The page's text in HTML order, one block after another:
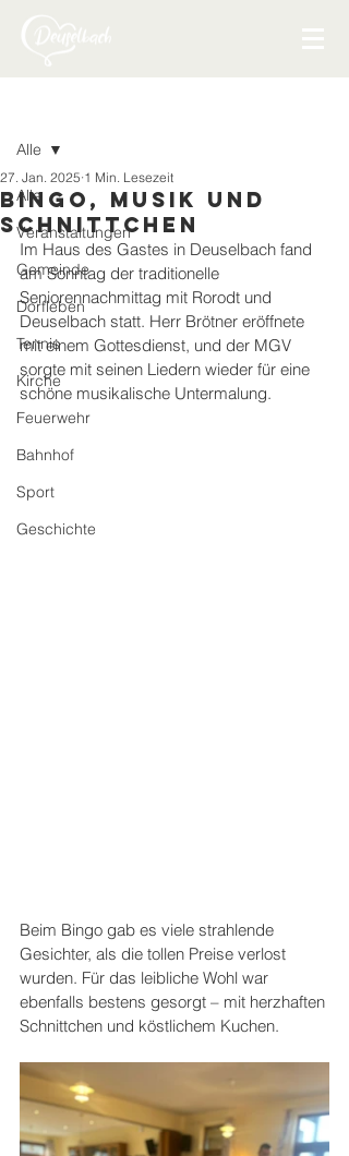
Alle
Veranstaltungen
Gemeinde
Dorfleben
Tennis
Kirche
Feuerwehr
Bahnhof
Sport
Geschichte
Alle
Bingo, Musik und
Schnittchen
27. Jan. 2025 1 Min. Lesezeit
Im Haus des Gastes in Deuselbach fand
am Sonntag der traditionelle
Seniorennachmittag mit Rorodt und
Deuselbach statt. Herr Brötner eröffnete
mit einem Gottesdienst, und der MGV
sorgte mit seinen Liedern wieder für eine
schöne musikalische Untermalung.
Beim Bingo gab es viele strahlende
Gesichter, als die tollen Preise verlost
wurden. Für das leibliche Wohl war
ebenfalls bestens gesorgt – mit herzhaften
Schnittchen und köstlichem Kuchen.